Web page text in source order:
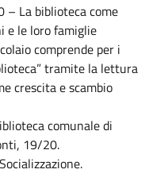
– La biblioteca come
e le loro famiglie
comprende per i
tramite la lettura
crescita e scambio
comunale di
19/20.